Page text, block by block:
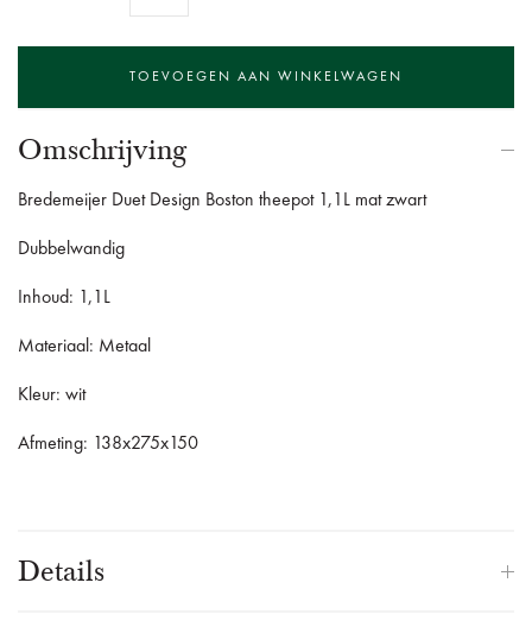
Omschrijving
Bredemeijer Duet Design Boston theepot 1,1L mat zwart
Dubbelwandig
Inhoud: 1,1L
Materiaal: Metaal
Kleur: wit
Afmeting: 138x275x150
Details